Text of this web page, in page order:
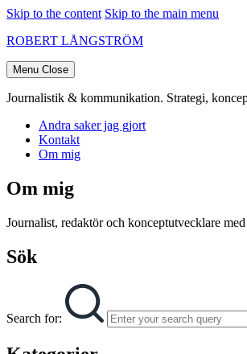
Skip to the content Skip to the main menu
ROBERT LÅNGSTRÖM
Menu Close
Journalistik & kommunikation. Strategi,
Andra saker jag gjort
Kontakt
Om mig
Om mig
Journalist, redaktör och konceptutvecklare
Sök
Search for: